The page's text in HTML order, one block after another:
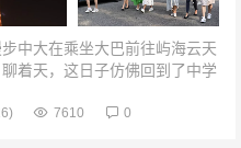
中大在乘坐大巴前往屿海云天
着天，这日子仿佛回到了中学
7610 0